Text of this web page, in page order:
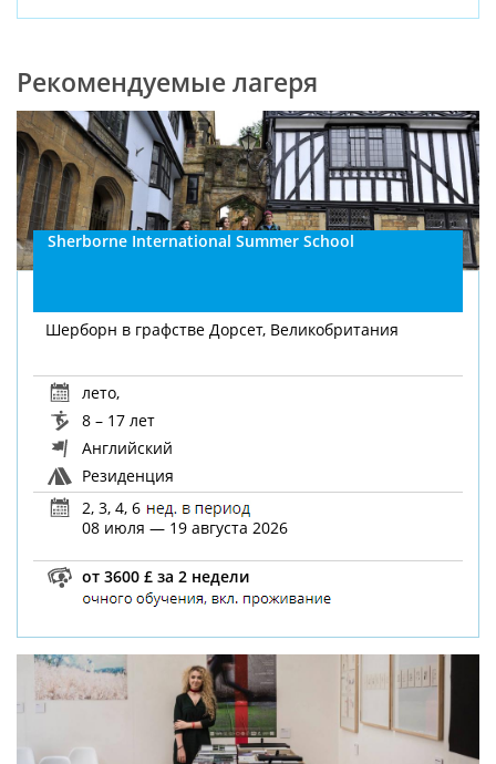
Рекомендуемые лагеря
Sherborne International Summer School
Шерборн в графстве Дорсет, Великобритания
лето,
8 – 17 лет
Английский
Резиденция
2, 3, 4, 6
08 июля — 19 августа 2026
от 3600 £ за 2 недели